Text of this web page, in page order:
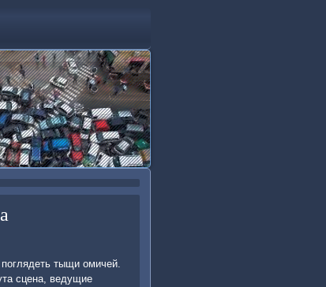
тыщи омичей.
сцена, ведущие